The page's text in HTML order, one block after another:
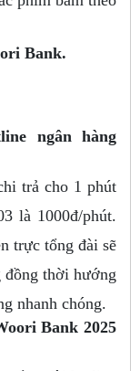
Bank.
ngân hàng
trả cho 1 phút
là 1000đ/phút.
trực tổng đài sẽ
đồng thời hướng
nhanh chóng.
Bank 2025